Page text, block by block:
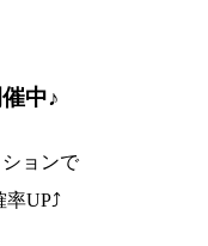
中♪
ョンで
UP⤴